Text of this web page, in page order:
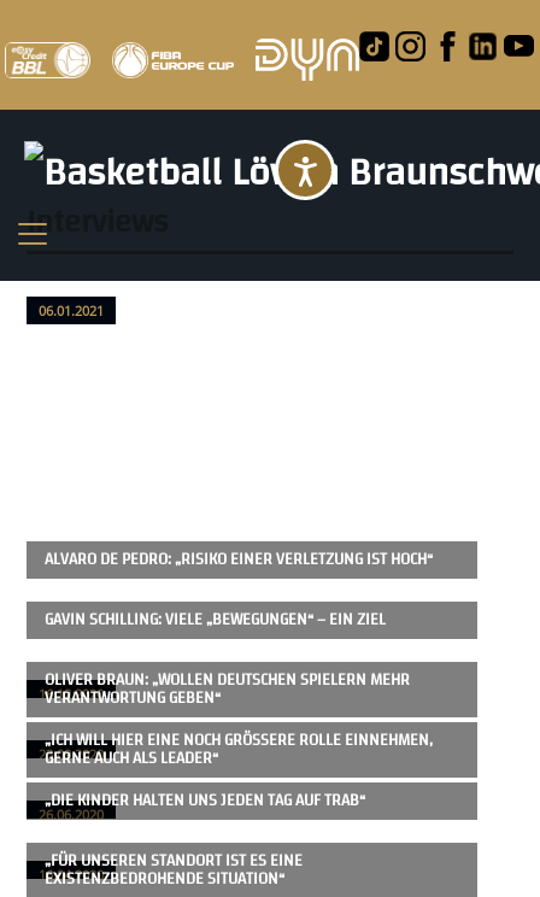
Interviews
06.01.2021
ALVARO DE PEDRO: „RISIKO EINER VERLETZUNG IST HOCH“
16.12.2020
GAVIN SCHILLING: VIELE „BEWEGUNGEN“ – EIN ZIEL
23.09.2020
OLIVER BRAUN: „WOLLEN DEUTSCHEN SPIELERN MEHR
VERANTWORTUNG GEBEN“
26.06.2020
„ICH WILL HIER EINE NOCH GRÖSSERE ROLLE EINNEHMEN, G
ERNE AUCH ALS LEADER“
16.04.2020
„DIE KINDER HALTEN UNS JEDEN TAG AUF TRAB“
„FÜR UNSEREN STANDORT IST ES EINE
EXISTENZBEDROHENDE SITUATION“